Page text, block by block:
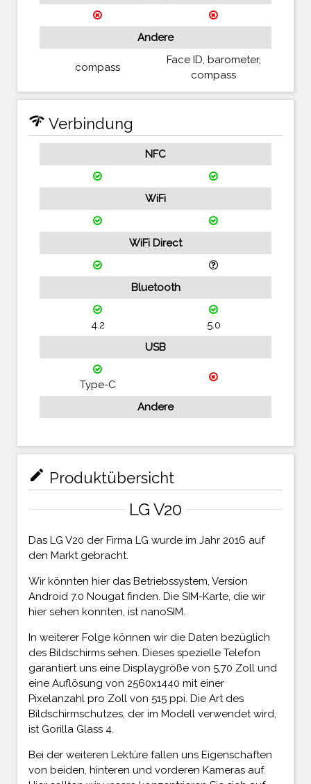
Andere
compass
Face ID, barometer,
compass
network_check Verbindung
NFC
WiFi
WiFi Direct
Bluetooth
4.2
5.0
USB
Type-C
Andere
mode_edit Produktübersicht
LG V20
Das LG V20 der Firma LG wurde im Jahr 2016 auf
den Markt gebracht.
Wir könnten hier das Betriebssystem, Version
Android 7.0 Nougat finden. Die SIM-Karte, die wir
hier sehen konnten, ist nanoSIM.
In weiterer Folge können wir die Daten bezüglich
des Bildschirms sehen. Dieses spezielle Telefon
garantiert uns eine Displaygröße von 5,70 Zoll und
eine Auflösung von 2560x1440 mit einer
Pixelanzahl pro Zoll von 515 ppi. Die Art des
Bildschirmschutzes, der im Modell verwendet wird,
ist Gorilla Glass 4.
Bei der weiteren Lektüre fallen uns Eigenschaften
von beiden, hinteren und vorderen Kameras auf.